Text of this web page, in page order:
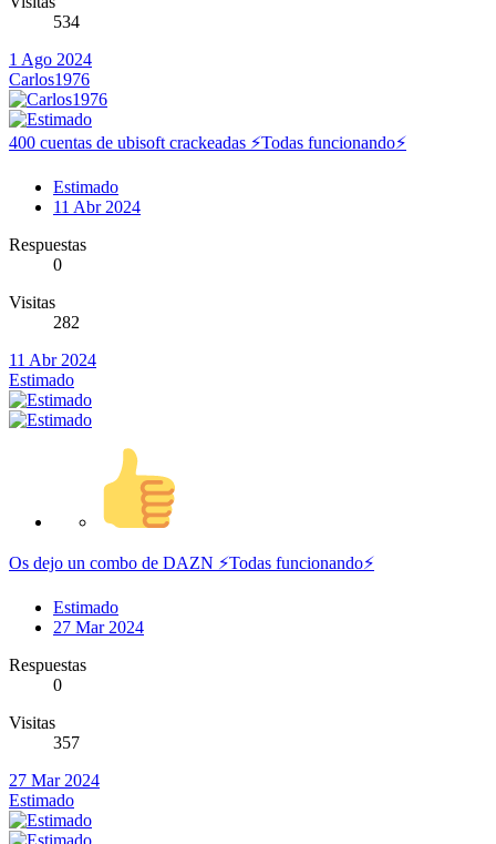
534
1 Ago 2024
Carlos1976
400 cuentas de ubisoft crackeadas ⚡️Todas funcionando⚡️
Estimado
11 Abr 2024
Respuestas
0
Visitas
282
11 Abr 2024
Estimado
Os dejo un combo de DAZN ⚡️Todas funcionando⚡️
Estimado
27 Mar 2024
Respuestas
0
Visitas
357
27 Mar 2024
Estimado